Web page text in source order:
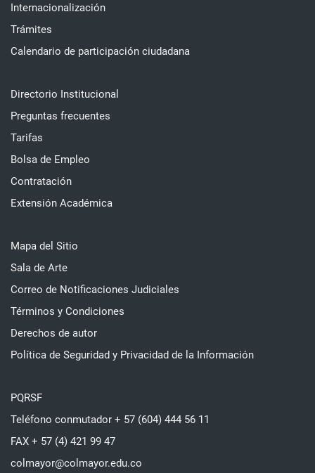
Internacionalización
Trámites
Calendario de participación ciudadana
Directorio Institucional
Preguntas frecuentes
Tarifas
Bolsa de Empleo
Contratación
Extensión Académica
Mapa del Sitio
Sala de Arte
Correo de Notificaciones Judiciales
Términos y Condiciones
Derechos de autor
Política de Seguridad y Privacidad de la Información
PQRSF
Teléfono conmutador + 57 (604) 444 56 11
FAX + 57 (4) 421 99 47
colmayor@colmayor.edu.co